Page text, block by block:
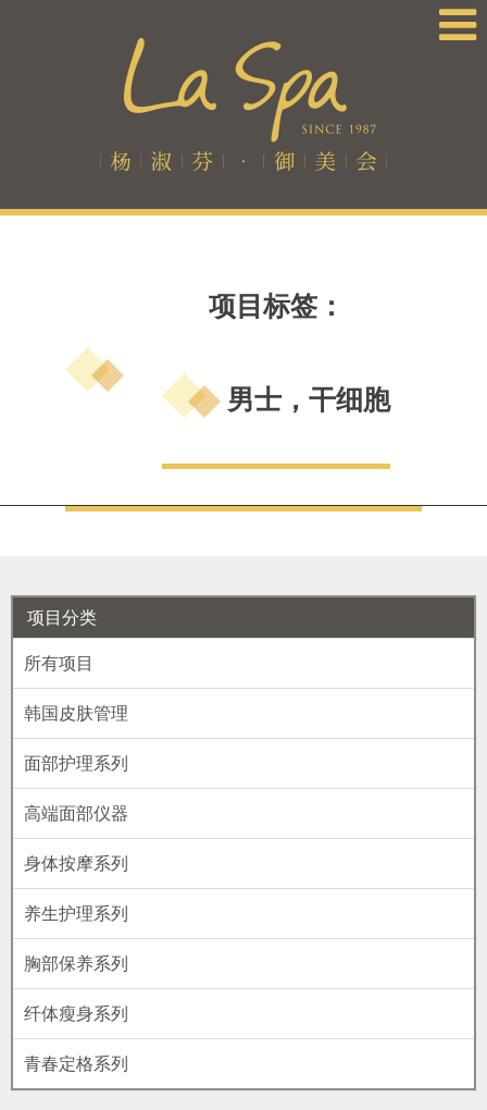
项目标签：
男士，干细胞
项目分类
所有项目
韩国皮肤管理
面部护理系列
高端面部仪器
身体按摩系列
养生护理系列
胸部保养系列
纤体瘦身系列
青春定格系列